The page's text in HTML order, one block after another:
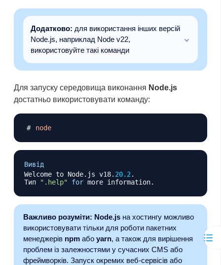
Додатково: для використання інших версій
Node.js, наприклад Node v22,
використовуйте такі команди
Для запуску середовища виконання Node.js
достатньо використовувати команду:
node
Вивід
Welcome to Node. js v18. 20.2 .
Тип
".help" for more information.
Важливо розуміти: Node.jsна хостингу можливо
використовувати тільки для роботи пакетних
менеджерів npmабо yarn, а також для вирішення
проблем із залежностями у сучасних CMS або
фреймворків. Запуск окремих веб-сервісів або